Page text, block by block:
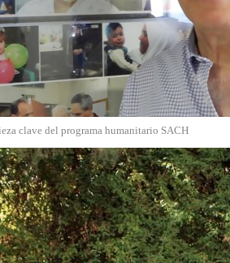
clave del programa humanitario SACH